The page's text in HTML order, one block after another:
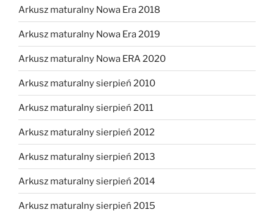
Arkusz maturalny Nowa Era 2018
Arkusz maturalny Nowa Era 2019
Arkusz maturalny Nowa ERA 2020
Arkusz maturalny sierpień 2010
Arkusz maturalny sierpień 2011
Arkusz maturalny sierpień 2012
Arkusz maturalny sierpień 2013
Arkusz maturalny sierpień 2014
Arkusz maturalny sierpień 2015